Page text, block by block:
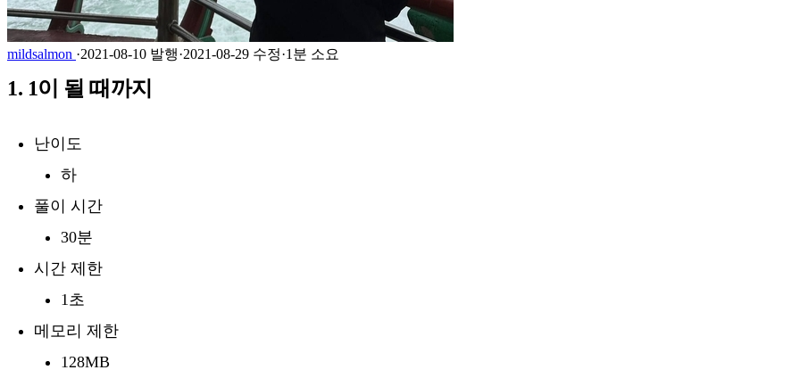
mildsalmon ·2021-08-10 발행·2021-08-29 수정·1분 소요
1. 1이 될 때까지
난이도
하
풀이 시간
30분
시간 제한
1초
메모리 제한
128MB